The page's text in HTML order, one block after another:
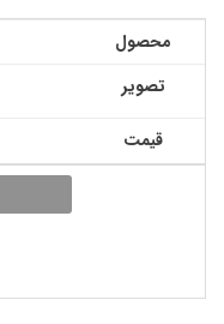
محصول
تصویر
قیمت